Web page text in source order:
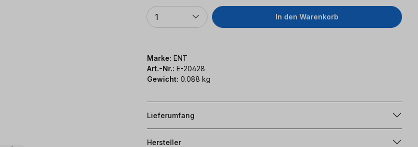
Anzahl
1 In den Warenkorb
Marke: ENT
Art.-Nr.: E-20428
Gewicht: 0.088 kg
Lieferumfang
Hersteller